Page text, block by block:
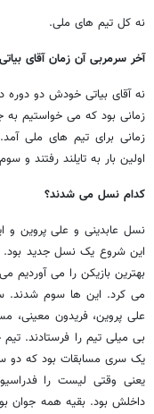
نه کل تیم های ملی.
آخر سرمربی آن زمان آقای
نه آقای بیاتی خودش دو دوره
زمانی برای تیم های ملی
اولین بار به تایلند رفتند و
کدام نسل می شدند؟
نسل عابدینی و علی پروین
این شروع یک نسل جدید بود.
بهترین بازیکن را می
علی پروین، فریدون معینی،
بی میلی تیم را فرستادند.
یک سری مسابقات بود که دو
یعنی وقتی لیست را